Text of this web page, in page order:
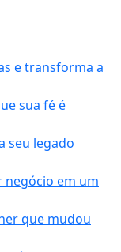
e transforma a
sua fé é
seu legado
negócio em um
que mudou